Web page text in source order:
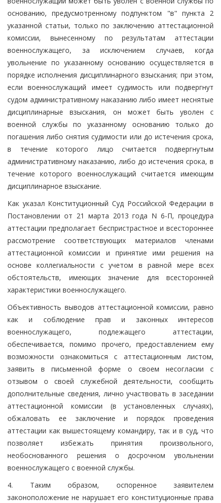
основанию, предусмотренному подпунктом "в" пункта 2
указанной статьи, только по заключению аттестационной
комиссии, вынесенному по результатам аттестации
военнослужащего, за исключением случаев, когда
увольнение по указанному основанию осуществляется в
порядке исполнения дисциплинарного взыскания; при этом,
если военнослужащий имеет судимость или подвергнут
судом административному наказанию либо имеет неснятые
дисциплинарные взыскания, он может быть уволен с
военной службы по указанному основанию только до
погашения либо снятия судимости или до истечения срока,
в течение которого лицо считается подвергнутым
административному наказанию, либо до истечения срока, в
течение которого военнослужащий считается имеющим
дисциплинарное взыскание.
Как указал Конституционный Суд Российской Федерации в
Постановлении от 21 марта 2013 года N 6-П, процедура
аттестации предполагает беспристрастное и всестороннее
рассмотрение соответствующих материалов членами
аттестационной комиссии и принятие ими решения на
основе коллегиальности с учетом в равной мере всех
обстоятельств, имеющих значение для всесторонней
характеристики военнослужащего.
Объективность выводов аттестационной комиссии, равно
как и соблюдение прав и законных интересов
военнослужащего, подлежащего аттестации,
обеспечивается, помимо прочего, предоставлением ему
возможности ознакомиться с аттестационным листом,
заявить в письменной форме о своем несогласии с
отзывом о своей служебной деятельности, сообщить
дополнительные сведения, лично участвовать в заседании
аттестационной комиссии (в установленных случаях),
обжаловать ее заключение и порядок проведения
аттестации как вышестоящему командиру, так и в суд, что
позволяет избежать принятия произвольного,
необоснованного решения о досрочном увольнении
военнослужащего с военной службы.
4. Таким образом, оспоренное заявителем
законоположение не нарушает его конституционные права